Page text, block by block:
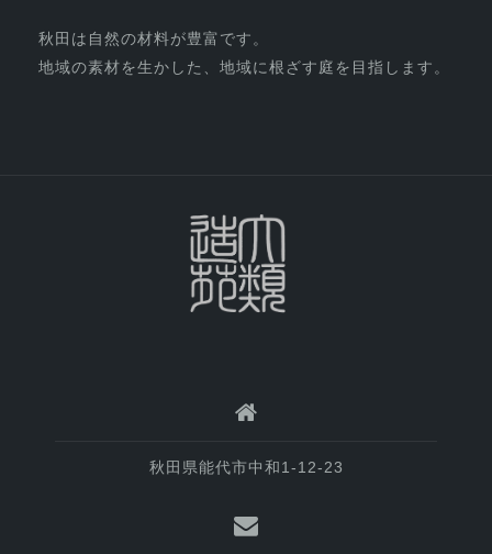
秋田は自然の材料が豊富です。
地域の素材を生かした、地域に根ざす庭を目指します。
秋田県能代市中和1-12-23